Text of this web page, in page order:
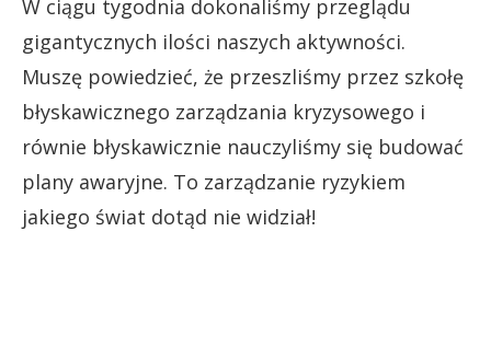
W ciągu tygodnia dokonaliśmy przeglądu
gigantycznych ilości naszych aktywności.
Muszę powiedzieć, że przeszliśmy przez szkołę
błyskawicznego zarządzania kryzysowego i
równie błyskawicznie nauczyliśmy się budować
plany awaryjne. To zarządzanie ryzykiem
jakiego świat dotąd nie widział!